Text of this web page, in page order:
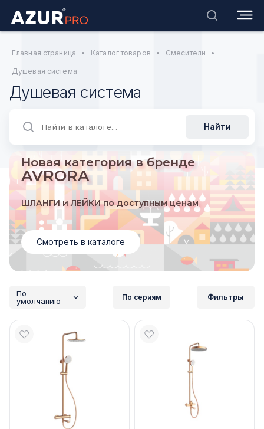
Главная страница • Каталог товаров • Смесители •
Душевая система
Душевая система
Найти
Новая категория в бренде
AVRORA
ШЛАНГИ и ЛЕЙКИ по доступным ценам
Смотреть в каталоге
По
умолчанию
По сериям Фильтры